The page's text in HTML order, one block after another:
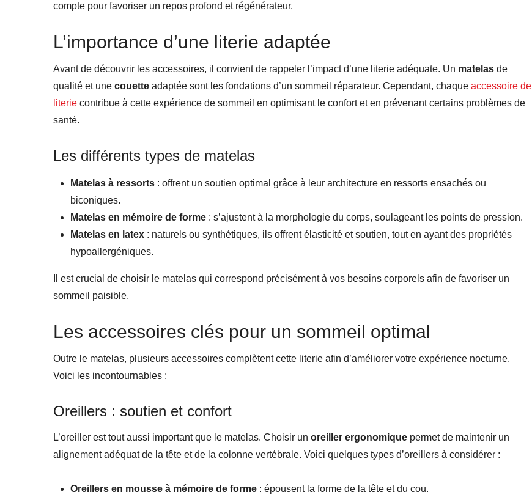
compte pour favoriser un repos profond et régénérateur.
L’importance d’une literie adaptée
Avant de découvrir les accessoires, il convient de rappeler l’impact d’une literie adéquate. Un matelas de
qualité et une couette adaptée sont les fondations d’un sommeil réparateur. Cependant, chaque accessoire de
literie contribue à cette expérience de sommeil en optimisant le confort et en prévenant certains problèmes de
santé.
Les différents types de matelas
Matelas à ressorts : offrent un soutien optimal grâce à leur architecture en ressorts ensachés ou
biconiques.
Matelas en mémoire de forme : s’ajustent à la morphologie du corps, soulageant les points de pression.
Matelas en latex : naturels ou synthétiques, ils offrent élasticité et soutien, tout en ayant des propriétés
hypoallergéniques.
Il est crucial de choisir le matelas qui correspond précisément à vos besoins corporels afin de favoriser un
sommeil paisible.
Les accessoires clés pour un sommeil optimal
Outre le matelas, plusieurs accessoires complètent cette literie afin d’améliorer votre expérience nocturne.
Voici les incontournables :
Oreillers : soutien et confort
L’oreiller est tout aussi important que le matelas. Choisir un oreiller ergonomique permet de maintenir un
alignement adéquat de la tête et de la colonne vertébrale. Voici quelques types d’oreillers à considérer :
Oreillers en mousse à mémoire de forme : épousent la forme de la tête et du cou.